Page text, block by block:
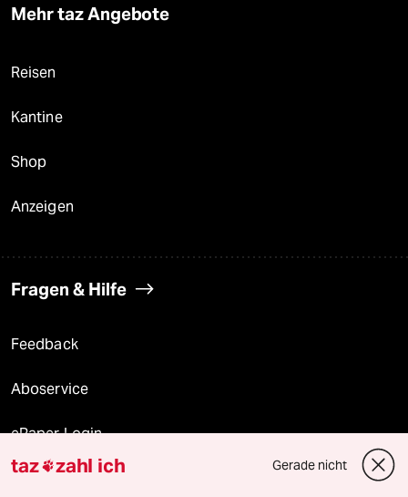
Mehr taz Angebote
Reisen
Kantine
Shop
Anzeigen
Fragen & Hilfe
Feedback
Aboservice
ePaper Login
Downloads für Abonnierende
taz zahl ich Gerade nicht